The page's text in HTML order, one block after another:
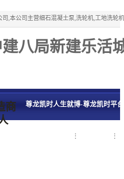
,本公司主营细石混凝土泵,洗轮机,工地洗轮
八局新建乐活
商
尊龙凯时人生就博-尊龙凯时平